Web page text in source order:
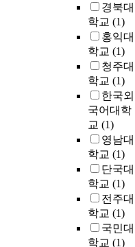
경북대
학교 (1)
홍익대
학교 (1)
청주대
학교 (1)
한국외
국어대학
교 (1)
영남대
학교 (1)
단국대
학교 (1)
전주대
학교 (1)
국민대
학교 (1)